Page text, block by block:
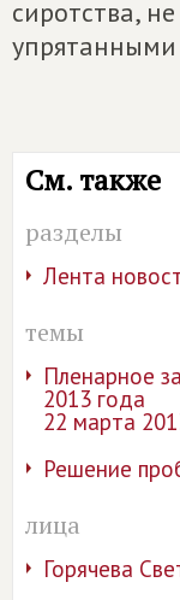
сиротства,
См. также
разделы
Лента
темы
Пленарное
2013 года
22 марта
Решение
лица
Горячева